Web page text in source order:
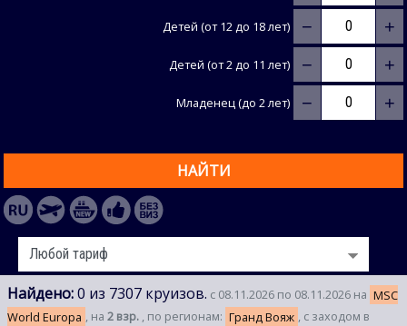
Детей (от 12 до 18 лет) − +
Детей (от 2 до 11 лет) − +
Младенец (до 2 лет) − +
НАЙТИ
Найдено:0 из 7307 круизов. с 08.11.2026 по 08.11.2026 на MSC
World Europa , на 2 взр. , по регионам: Гранд Вояж , с заходом в